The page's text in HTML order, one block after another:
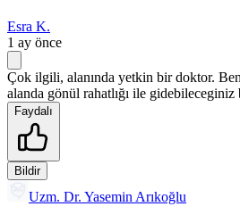
Esra K.
1 ay önce
Çok ilgili, alanında yetkin bir doktor.
alanda gönül rahatlığı ile gidebileceginiz
Faydalı
Bildir
Uzm. Dr. Yasemin Arıkoğlu